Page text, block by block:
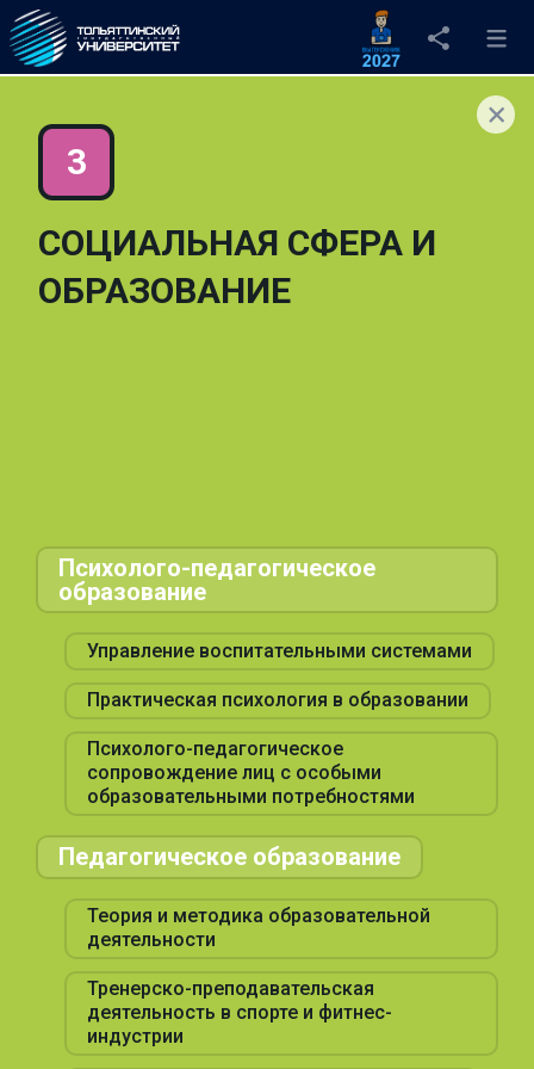
СОЦИАЛЬНАЯ СФЕРА И
ОБРАЗОВАНИЕ
Психолого-педагогическое
образование
Управление воспитательными системами
Практическая психология в образовании
Психолого-педагогическое
сопровождение лиц с особыми
образовательными потребностями
Педагогическое образование
Теория и методика образовательной
деятельности
Тренерско-преподавательская
деятельность в спорте и фитнес-
индустрии